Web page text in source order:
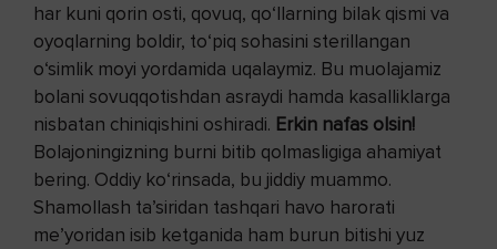
har kuni qorin osti, qovuq, qo‘llarning bilak qismi va
oyoqlarning boldir, to‘piq sohasini sterillangan
o‘simlik moyi yordamida uqalaymiz. Bu muolajamiz
bolani sovuqqotishdan asraydi hamda kasalliklarga
nisbatan chiniqishini oshiradi. Erkin nafas olsin!
Bolajoningizning burni bitib qolmasligiga ahamiyat
bering. Oddiy ko‘rinsada, bu jiddiy muammo.
Shamollash ta’siridan tashqari havo harorati
me’yoridan isib ketganida ham burun bitishi yuz